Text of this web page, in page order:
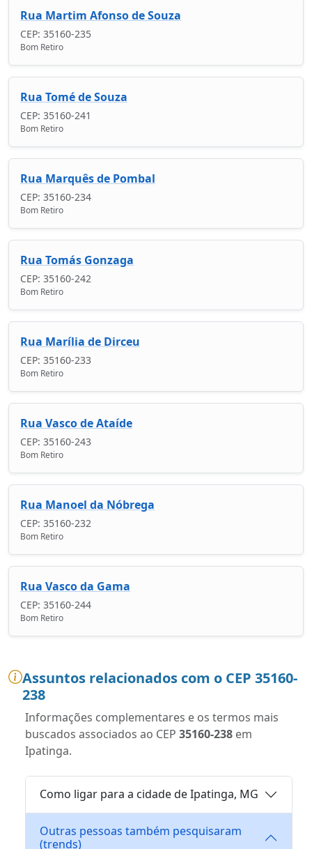
Rua Martim Afonso de Souza
CEP: 35160-235
Bom Retiro
Rua Tomé de Souza
CEP: 35160-241
Bom Retiro
Rua Marquês de Pombal
CEP: 35160-234
Bom Retiro
Rua Tomás Gonzaga
CEP: 35160-242
Bom Retiro
Rua Marília de Dirceu
CEP: 35160-233
Bom Retiro
Rua Vasco de Ataíde
CEP: 35160-243
Bom Retiro
Rua Manoel da Nóbrega
CEP: 35160-232
Bom Retiro
Rua Vasco da Gama
CEP: 35160-244
Bom Retiro
Assuntos relacionados com o CEP 35160-
238
Informações complementares e os termos mais
buscados associados ao CEP 35160-238 em
Ipatinga.
Como ligar para a cidade de Ipatinga, MG
Outras pessoas também pesquisaram
(trends)